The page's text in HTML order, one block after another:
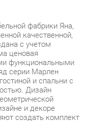
качественной,
с учетом
ценовая
функциональными
Марлен
и спальни с
Дизайн
и декоре
создать комплект
помещения.
мебельных
классический